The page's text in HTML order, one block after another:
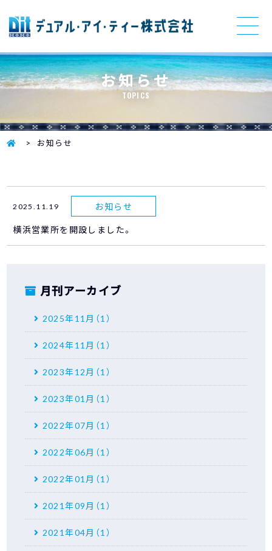
お知らせ
TOPICS
お知らせ
2025.11.19
お知らせ
横浜営業所を開設しました。
月刊アーカイブ
2025年11月（1）
2024年11月（1）
2023年12月（1）
2023年01月（1）
2022年07月（1）
2022年06月（1）
2022年01月（1）
2021年09月（1）
2021年04月（1）